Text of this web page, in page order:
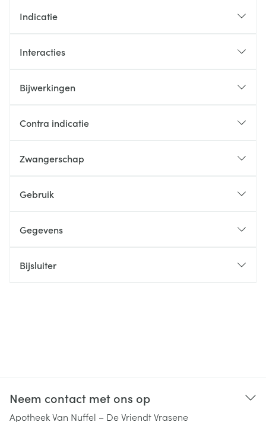
Indicatie
Interacties
Bijwerkingen
Contra indicatie
Zwangerschap
Gebruik
Gegevens
Bijsluiter
Neem contact met ons op
Apotheek Van Nuffel – De Vriendt Vrasene